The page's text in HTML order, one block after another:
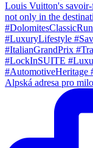
Alpská adresa pro